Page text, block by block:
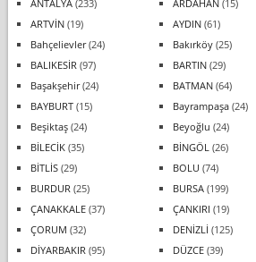
ANTALYA(233) ARDAHAN (15)
ARTVİN(19) AYDIN(61)
Bahçelievler(24) Bakırköy(25)
BALIKESİR (97) BARTIN(29)
Başakşehir(24) BATMAN(64)
BAYBURT(15) Bayrampaşa(24)
Beşiktaş(24) Beyoğlu (24)
BİLECİK(35) BİNGÖL (26)
BİTLİS(29) BOLU (74)
BURDUR (25) BURSA(199)
ÇANAKKALE(37) ÇANKIRI (19)
ÇORUM (32) DENİZLİ (125)
DİYARBAKIR (95) DÜZCE(39)